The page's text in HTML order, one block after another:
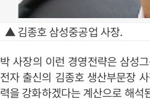
▲ 김종호 삼성중공업 사장.
박 사장의 이런 경영전략은 삼성
전자 출신의 김종호 생산부문장
력을 강화하겠다는 계산으로 해석